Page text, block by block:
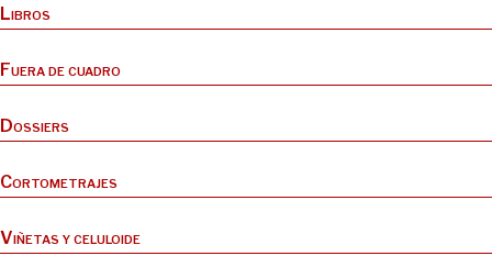
Libros
Fuera de cuadro
Dossiers
Cortometrajes
Viñetas y celuloide